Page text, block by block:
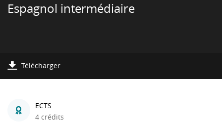
Espagnol intermédiaire
Télécharger
ECTS
4 crédits